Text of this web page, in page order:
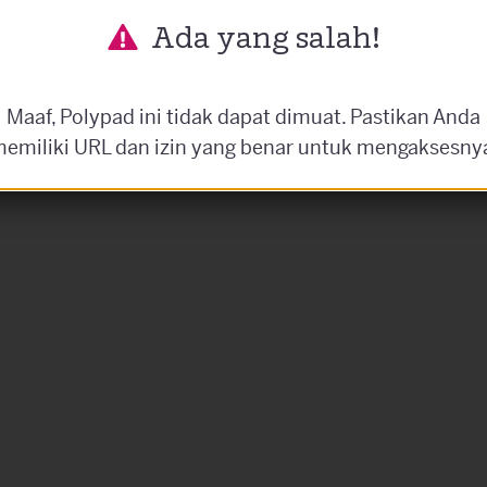
Ada yang salah!
Maaf, Polypad ini tidak dapat dimuat. Pastikan Anda
URL dan izin yang benar untuk